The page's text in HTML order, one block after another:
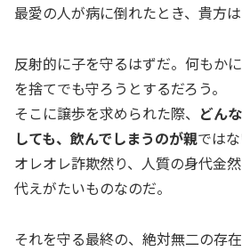
最愛の人が病に倒れたとき、貴方は
反射的に子を守るはずだ。何もか
を捨てでも守ろうとするだろう。
そこに譲歩を求められた際、 どん
しても、飲んでしまうのが親ではな
オレオレ詐欺然り、人質の身代金然
代えがたいものなのだ。
それを守る最終の、絶対無二の存在